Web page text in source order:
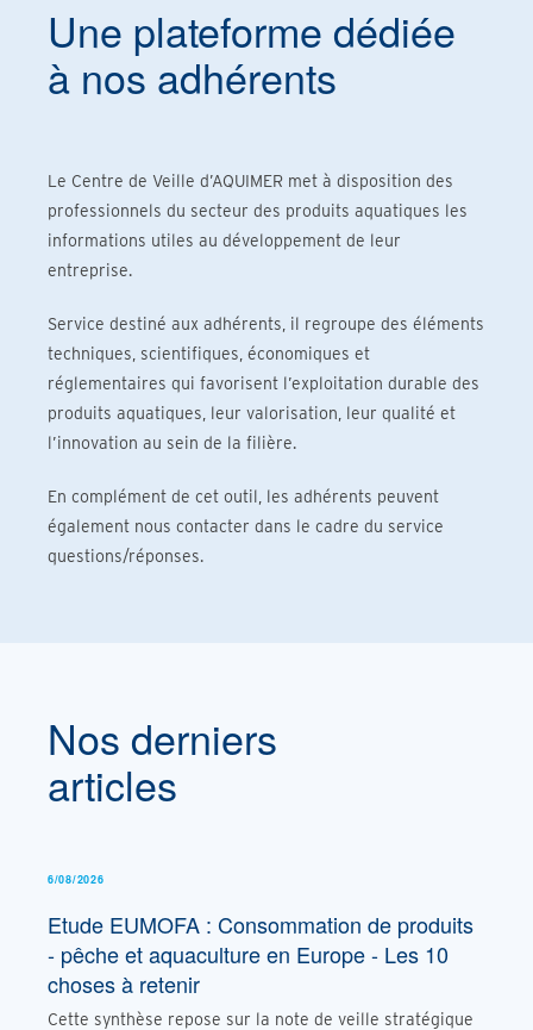
Une plateforme dédiée
à nos adhérents
Le Centre de Veille d’AQUIMER met à disposition des
professionnels du secteur des produits aquatiques les
informations utiles au développement de leur
entreprise.
Service destiné aux adhérents, il regroupe des éléments
techniques, scientifiques, économiques et
réglementaires qui favorisent l’exploitation durable des
produits aquatiques, leur valorisation, leur qualité et
l’innovation au sein de la filière.
En complément de cet outil, les adhérents peuvent
également nous contacter dans le cadre du service
questions/réponses.
Nos derniers
articles
6/08/2026
Etude EUMOFA : Consommation de produits
- pêche et aquaculture en Europe - Les 10
choses à retenir
Cette synthèse repose sur la note de veille stratégique